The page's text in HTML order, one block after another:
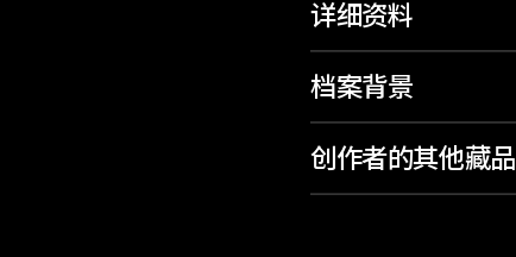
详细资料
档案背景
创作者的其他藏品